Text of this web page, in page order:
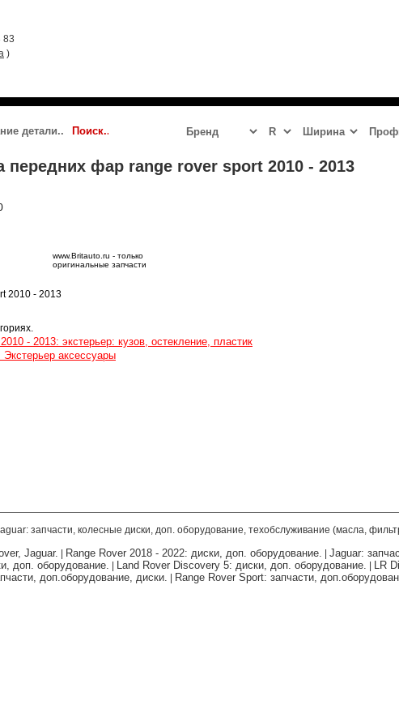
83
)
передних фар range rover sport 2010 - 2013
www.Britauto.ru - только
оригинальные запчасти
2010 - 2013
- 2013: экстерьер: кузов, остекление, пластик
Экстерьер аксессуары
запчасти, колесные диски, доп. оборудование, техобслуживание (масла,
Jaguar. Range Rover 2018 - 2022: диски, доп. оборудование. Jaguar:
доп. оборудование.
Land Rover Discovery 5: диски, доп. оборудование.
LR
доп.оборудование, диски. Range Rover Sport: запчасти,